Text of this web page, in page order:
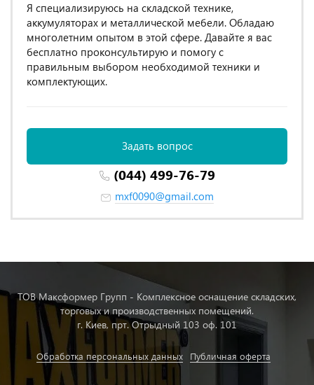
Я специализируюсь на складской технике,
аккумуляторах и металлической мебели. Обладаю
многолетним опытом в этой сфере. Давайте я вас
бесплатно проконсультирую и помогу с
правильным выбором необходимой техники и
комплектующих.
Задать вопрос
(044) 499-76-79
mxf0090@gmail.com
ТОВ Максформер Групп - Комплексное оснащение складских,
торговых и производственных помещений.
г. Киев, прт. Отрыдный 103 оф. 101
Обработка персональных данных Публичная оферта